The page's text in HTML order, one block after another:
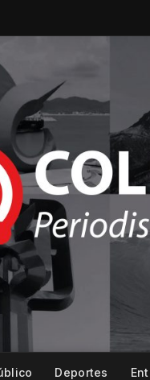
Deportes